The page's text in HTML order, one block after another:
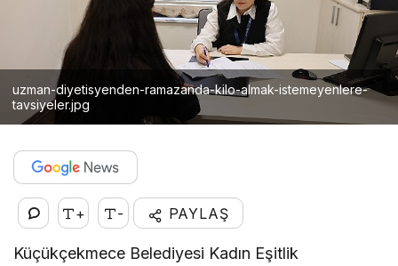
uzman-diyetisyenden-ramazanda-kilo-almak-istemeyenlere-
tavsiyeler.jpg
+ - PAYLAŞ
Küçükçekmece Belediyesi Kadın Eşitlik